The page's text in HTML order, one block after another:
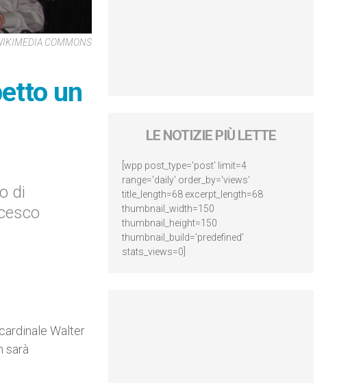
COMMONS
un
di
Walter
sarà
LE NOTIZIE PIÙ LETTE
[wpp post_type='post' limit=4
range='daily' order_by='views'
title_length=68 excerpt_length=68
thumbnail_width=150
thumbnail_height=150
thumbnail_build='predefined'
stats_views=0]